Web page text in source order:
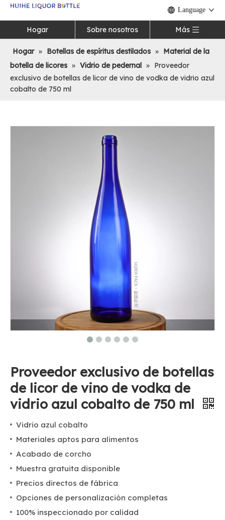
Language
Hogar Sobre nosotros Más
Hogar » Botellas de espíritus destilados » Material de la
botella de licores » Vidrio de pedernal » Proveedor
exclusivo de botellas de licor de vino de vodka de vidrio azul
cobalto de 750 ml
Proveedor exclusivo de botellas
de licor de vino de vodka de
vidrio azul cobalto de 750 ml
Vidrio azul cobalto
Materiales aptos para alimentos
Acabado de corcho
Muestra gratuita disponible
Precios directos de fábrica
Opciones de personalización completas
100% inspeccionado por calidad